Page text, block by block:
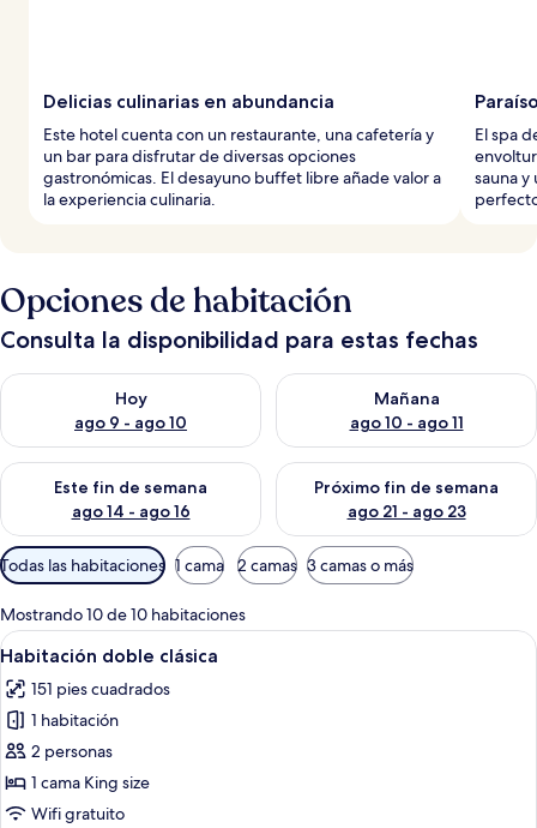
Delicias culinarias en abundancia
Este hotel cuenta con un restaurante, una cafetería y
un bar para disfrutar de diversas opciones
gastronómicas. El desayuno buffet libre añade valor a
la experiencia culinaria.
El spa
sauna
Opciones de habitación
Consulta la disponibilidad para estas fechas
Hoy
ago 9 - ago 10
Consulta la disponibilidad para hoy ago 9 - ago 10
Mañana
ago 10 - ago 11
Consulta la disponibilidad
Este fin de semana
ago 14 - ago 16
Consulta la disponibilidad para este fin de semana ago 14 -
Próximo fin de semana
ago 21 - ago 23
Consulta la disponibilidad
Filtros
disponibles
para
las
habitaciones
Todas las habitaciones 1 cama 2 camas 3 camas o más
Mostrando 10 de 10 habitaciones
Abrir
todas
las
fotos
de
Habitación
doble
Habitación de hotel con una cama
4
Habitación doble clásica
151 pies cuadrados
1 habitación
2 personas
1 cama King size
Wifi gratuito